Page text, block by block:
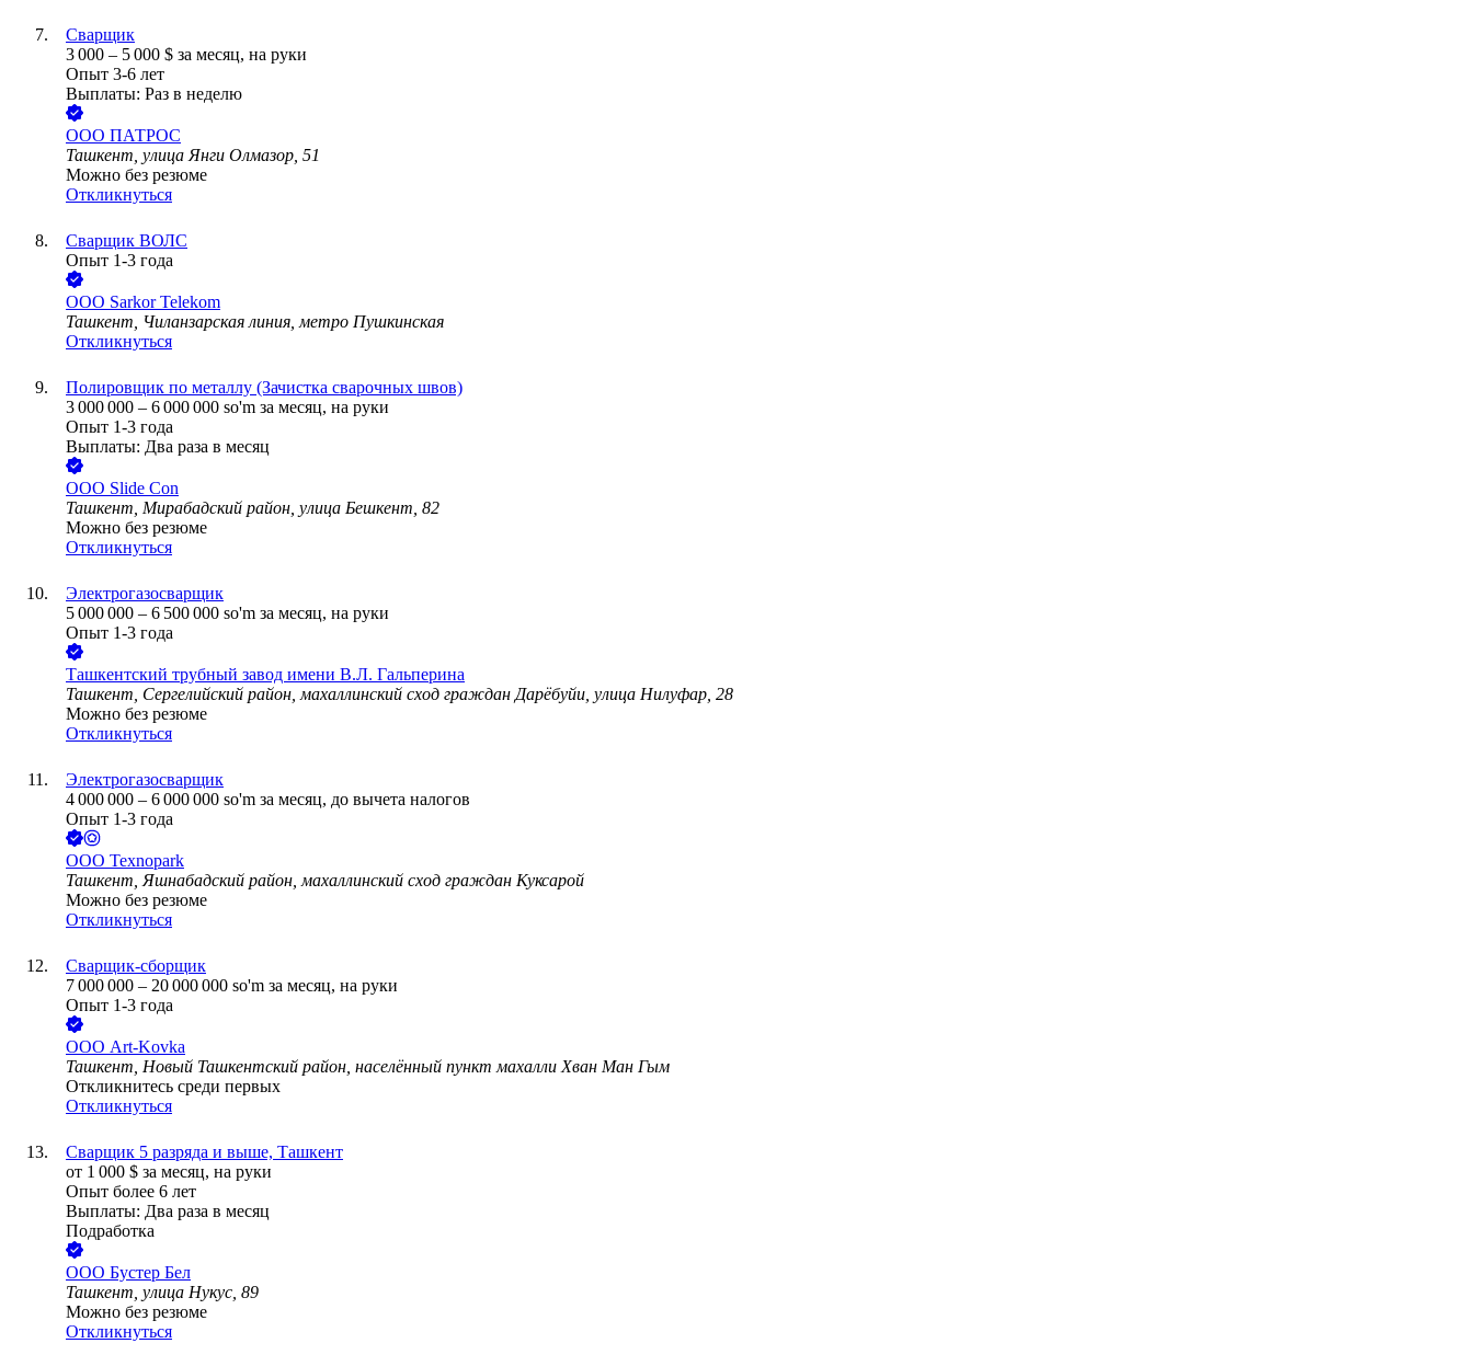
Сварщик
3 000 – 5 000 $ за месяц, на руки
Опыт 3-6 лет
Выплаты: Раз в неделю
ООО ПАТРОС
Ташкент, улица Янги Олмазор, 51
Можно без резюме
Откликнуться
Сварщик ВОЛС
Опыт 1-3 года
ООО Sarkor Telekom
Ташкент, Чиланзарская линия, метро Пушкинская
Откликнуться
Полировщик по металлу (Зачистка сварочных швов)
3 000 000 – 6 000 000 so'm за месяц, на руки
Опыт 1-3 года
Выплаты: Два раза в месяц
ООО Slide Con
Ташкент, Мирабадский район, улица Бешкент, 82
Можно без резюме
Откликнуться
Электрогазосварщик
5 000 000 – 6 500 000 so'm за месяц, на руки
Опыт 1-3 года
Ташкентский трубный завод имени В.Л. Гальперина
Ташкент, Сергелийский район, махаллинский сход граждан Дарёбуйи, улица Нилуфар, 28
Можно без резюме
Откликнуться
Электрогазосварщик
4 000 000 – 6 000 000 so'm за месяц, до вычета налогов
Опыт 1-3 года
ООО Texnopark
Ташкент, Яшнабадский район, махаллинский сход граждан Куксарой
Можно без резюме
Откликнуться
Сварщик-сборщик
7 000 000 – 20 000 000 so'm за месяц, на руки
Опыт 1-3 года
ООО Art-Kovka
Ташкент, Новый Ташкентский район, населённый пункт махалли Хван Ман Гым
Откликнитесь среди первых
Откликнуться
Сварщик 5 разряда и выше, Ташкент
от 1 000 $ за месяц, на руки
Опыт более 6 лет
Выплаты: Два раза в месяц
Подработка
ООО Бустер Бел
Ташкент, улица Нукус, 89
Можно без резюме
Откликнуться